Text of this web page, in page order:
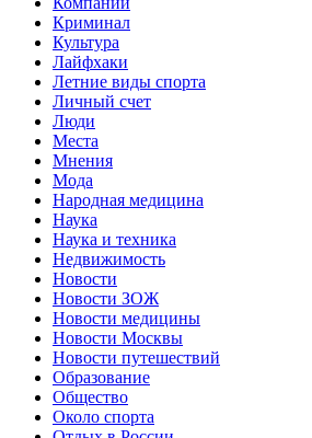
Криминал
Культура
Лайфхаки
Летние виды спорта
Личный счет
Люди
Места
Мнения
Мода
Народная медицина
Наука
Наука и техника
Недвижимость
Новости
Новости ЗОЖ
Новости медицины
Новости Москвы
Новости путешествий
Образование
Общество
Около спорта